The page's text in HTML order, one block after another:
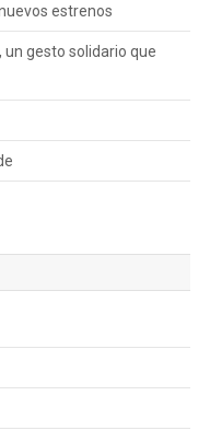
estrenos
un gesto solidario que